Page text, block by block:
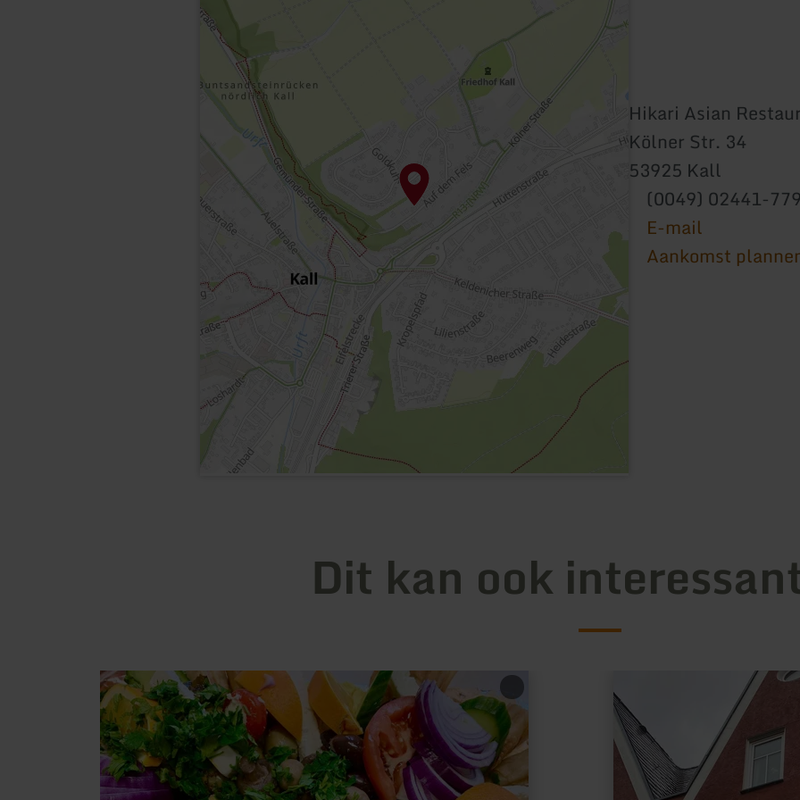
Hikari Asian
Kölner Str. 34
53925 Kall
(0049) 02441-
E-mail
Aankomst
Dit kan ook
meer
informatie
over:
Hotel
Restaurant
"Pfeffermühle"
informatie
over:
Carpe
Diem
Wittlich